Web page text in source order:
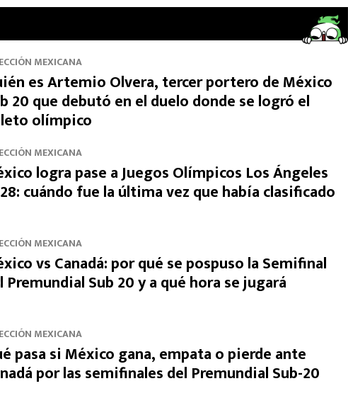
MEXICANA
es Artemio Olvera, tercer portero de México
20 que debutó en el duelo donde se logró el
olímpico
MEXICANA
logra pase a Juegos Olímpicos Los Ángeles
cuándo fue la última vez que había clasificado
MEXICANA
vs Canadá: por qué se pospuso la Semifinal
Premundial Sub 20 y a qué hora se jugará
MEXICANA
pasa si México gana, empata o pierde ante
por las semifinales del Premundial Sub-20